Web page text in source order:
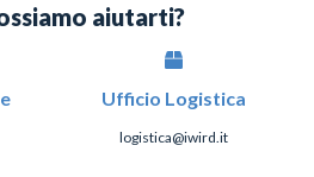
aiutarti?
Ufficio Logistica
logistica@iwird.it